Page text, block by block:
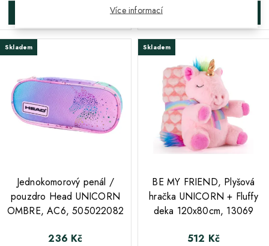
Skladem
Jednokomorový penál /
pouzdro Head UNICORN
OMBRE, AC6, 505022082
Cena
236 Kč
Skladem
BE MY FRIEND, Plyšová
hračka UNICORN + Fluffy
deka 120x80cm, 13069
Cena
512 Kč
Více informací